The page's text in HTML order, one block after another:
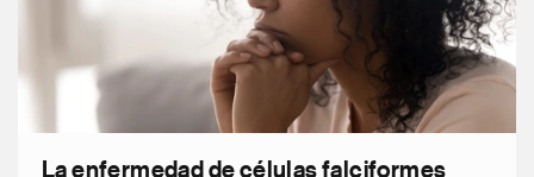
La enfermedad de células falciformes